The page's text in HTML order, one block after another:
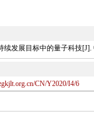
续发展目标中的量子科技[J].
CN/Y2020/I4/6